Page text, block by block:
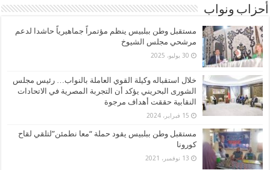
أحزاب ونواب
مستقبل وطن ببلبيس ينظم مؤتمراً جماهيرياً حاشدا لدعم
مرشحي مجلس الشيوخ
30 يوليو، 2025
خلال استقباله وكيلة القوي العاملة بالنواب… رئيس مجلس
الشورى البحريني يؤكد أن التجربة المصرية في الاتحادات
النقابية حققت أهداف مرجوة
15 فبراير، 2024
مستقبل وطن ببلبيس يقود حملة “معا نطمئن”لتلقي لقاح
كورونا
13 نوفمبر، 2021